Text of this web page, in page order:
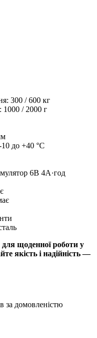
300 / 600 кг
1000 / 2000 г
до +40 °C
6В 4А·год
щоденної роботи у
якість і надійність —
за домовленістю